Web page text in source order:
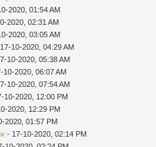
2020, 01:54 AM
2020, 02:31 AM
2020, 03:05 AM
10-2020, 04:29 AM
10-2020, 05:38 AM
10-2020, 06:07 AM
10-2020, 07:54 AM
10-2020, 12:00 PM
2020, 12:29 PM
2020, 01:57 PM
- 17-10-2020, 02:14 PM